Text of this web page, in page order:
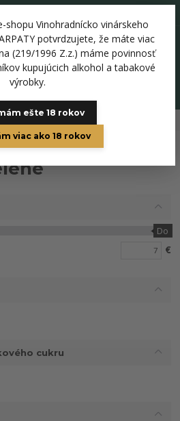
shopu Vinohradnícko vinárskeho
potvrdzujete, že máte viac
(219/1996 Z.z.) máme povinnosť
kupujúcich alkohol a tabakové
výrobky.
ešte 18 rokov
viac ako 18 rokov
0 €
zelené
Do
€
cukru